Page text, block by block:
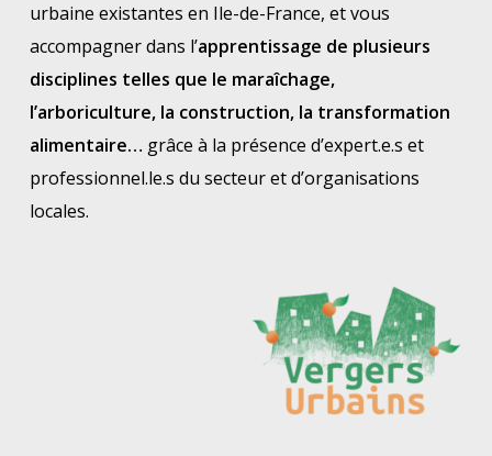
urbaine existantes en Ile-de-France, et vous
accompagner dans l’apprentissage de plusieurs
disciplines telles que le maraîchage,
l’arboriculture, la construction, la transformation
alimentaire… grâce à la présence d’expert.e.s et
professionnel.le.s du secteur et d’organisations
locales.